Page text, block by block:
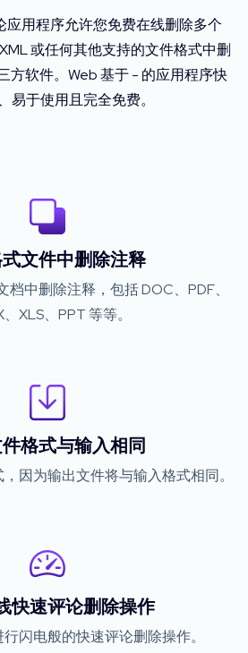
应用程序允许您免费在线删除多个
或任何其他支持的文件格式中删
方软件。Web 基于 - 的应用程序快
易于使用且完全免费。
文件中删除注释
中删除注释，包括 DOC、PDF、
XLS、PPT 等等。
格式与输入相同
因为输出文件将与输入格式相同。
快速评论删除操作
闪电般的快速评论删除操作。